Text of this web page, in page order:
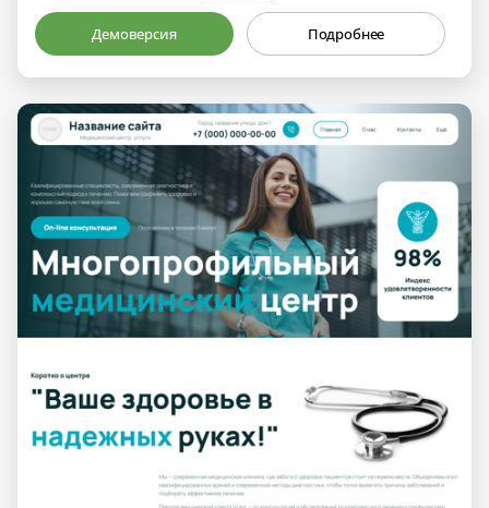
Демоверсия Подробнее